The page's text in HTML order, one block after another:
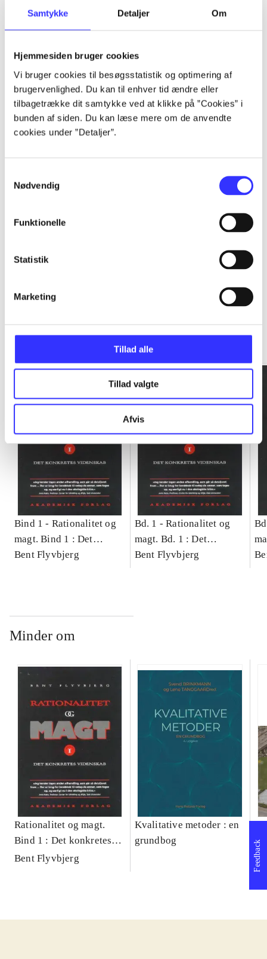
Samtykke Detaljer Om
Hjemmesiden bruger cookies
Vi bruger cookies til besøgsstatistik og optimering af
brugervenlighed. Du kan til enhver tid ændre eller
tilbagetrække dit samtykke ved at klikke på ”Cookies” i
bunden af siden. Du kan læse mere om de anvendte
cookies under ”Detaljer”.
Nødvendig
Funktionelle
Statistik
Marketing
Tillad alle
Tillad valgte
Afvis
Artikler
...
...
...
...
Gå til serien
Bind 1 - Rationalitet og
magt. Bind 1 : Det
konkretes videnskab
Bent Flyvbjerg
Bd. 1 -Rationalitet og
magt. Bd. 1 : Det
konkretes videnskab
Bent Flyvbjerg
Minder om
Rationalitet og magt.
Bind 1 : Det konkretes
videnskab
Bent Flyvbjerg
Kvalitative metoder : en
grundbog
Feedback